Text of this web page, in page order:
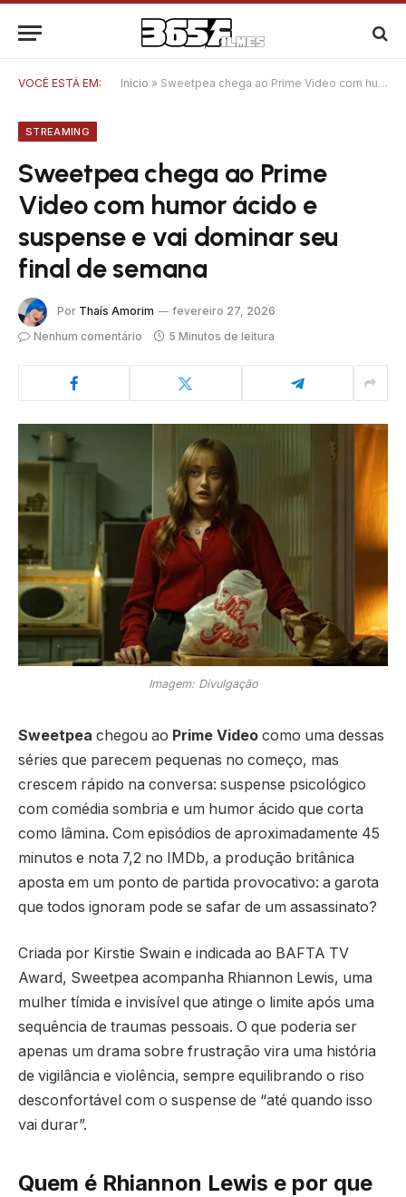
VOCÊ ESTÁ EM: Início » Sweetpea chega ao Prime Video com humor ácido e suspense e vai dominar seu final de semana
STREAMING
Sweetpea chega ao Prime
Video com humor ácido e
suspense e vai dominar seu
final de semana
Por Thaís Amorim
fevereiro 27, 2026
Nenhum comentário
5 Minutos de leitura
Imagem: Divulgação
Sweetpea chegou ao Prime Video como uma dessas
séries que parecem pequenas no começo, mas
crescem rápido na conversa: suspense psicológico
com comédia sombria e um humor ácido que corta
como lâmina. Com episódios de aproximadamente 45
minutos e nota 7,2 no IMDb, a produção britânica
aposta em um ponto de partida provocativo: a garota
que todos ignoram pode se safar de um assassinato?
Criada por Kirstie Swain e indicada ao BAFTA TV
Award, Sweetpea acompanha Rhiannon Lewis, uma
mulher tímida e invisível que atinge o limite após uma
sequência de traumas pessoais. O que poderia ser
apenas um drama sobre frustração vira uma história
de vigilância e violência, sempre equilibrando o riso
desconfortável com o suspense de “até quando isso
vai durar”.
Quem é Rhiannon Lewis e por que